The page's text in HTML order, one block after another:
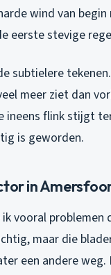
wind van
eerste stevige
subtielere
meer ziet dan
ineens flink stijgt
is geworden.
in
ik vooral
maar die
een andere weg.